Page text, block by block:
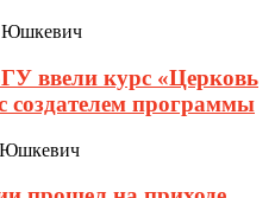
Юшкевич
ввели курс «Церковь
создателем программы
Юшкевич